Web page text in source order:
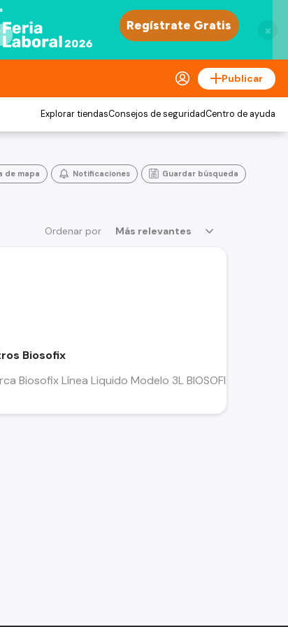
×
Publicar
Explorar tiendasConsejos de seguridadCentro de ayuda
de mapa Notificaciones Guardar búsqueda
Ordenar por Más relevantes
Biosofix
Biosofix Línea Liquido Modelo 3L BIOSOFIX